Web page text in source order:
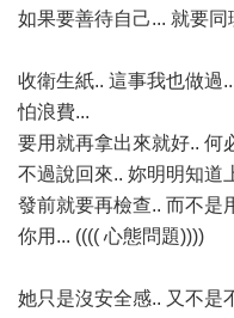
如果要善待自己... 就要同
收衛生紙.. 這事我也做過
怕浪費...
要用就再拿出來就好.. 何
不過說回來.. 妳明明知道
發前就要再檢查.. 而不是
你用... (((( 心態問題))))
她只是沒安全感.. 又不是